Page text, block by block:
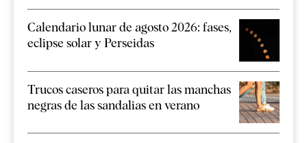
Calendario lunar de agosto 2026: fases,
eclipse solar y Perseidas
Trucos caseros para quitar las manchas
negras de las sandalias en verano